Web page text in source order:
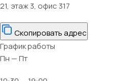
21, этаж 3, офис 317
Скопировать адрес
График работы
Пн — Пт